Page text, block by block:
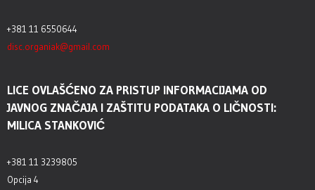
+381 11 6550644
disc.organiak@gmail.com
LICE OVLAŠĆENO ZA PRISTUP INFORMACIJAMA OD
JAVNOG ZNAČAJA I ZAŠTITU PODATAKA O LIČNOSTI:
MILICA STANKOVIĆ
+381 11 3239805
Opcija 4